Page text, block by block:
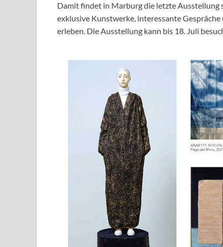
Damit findet in Marburg die letzte Ausstellung
exklusive Kunstwerke, interessante
erleben. Die Ausstellung kann bis 18. Juli